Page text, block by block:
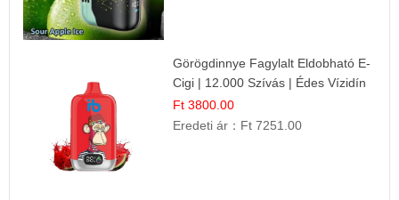
Görögdinnye Fagylalt Eldobható E-
Cigi | 12.000 Szívás | Édes Vízidín
Íz
Ft 3800.00
Eredeti ár： Ft 7251.00